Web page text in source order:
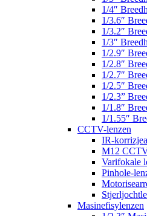
1/4″
1/3.6″
1/3.2″
1/3″
1/2.9″
1/2.8″
1/2.7″
1/2.5″
1/2.3”
1/1.8″
1/1.55″
CCTV-lenzen
IR-
M12
Varifokale
Pinhole-
Masinefisylenzen